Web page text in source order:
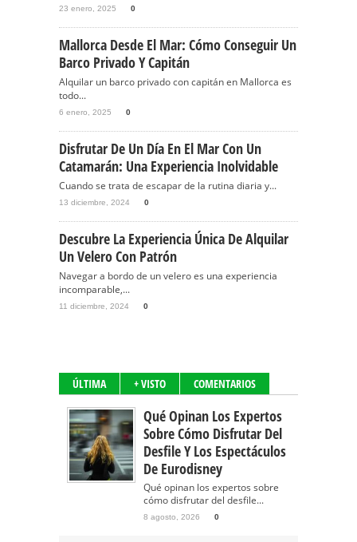
23 enero, 2025 0
Mallorca Desde El Mar: Cómo Conseguir Un
Barco Privado Y Capitán
Alquilar un barco privado con capitán en Mallorca es
todo...
6 enero, 2025 0
Disfrutar De Un Día En El Mar Con Un
Catamarán: Una Experiencia Inolvidable
Cuando se trata de escapar de la rutina diaria y...
13 diciembre, 2024 0
Descubre La Experiencia Única De Alquilar
Un Velero Con Patrón
Navegar a bordo de un velero es una experiencia
incomparable,...
11 diciembre, 2024 0
ÚLTIMA + VISTO COMENTARIOS
Qué Opinan Los Expertos
Sobre Cómo Disfrutar Del
Desfile Y Los Espectáculos
De Eurodisney
Qué opinan los expertos sobre
cómo disfrutar del desfile...
8 agosto, 2026 0